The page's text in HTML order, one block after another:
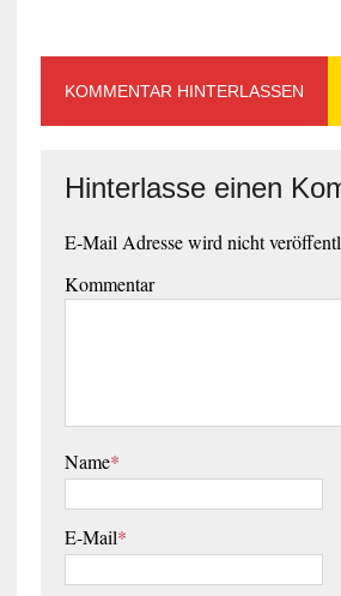
KOMMENTAR HINTERLASSEN
Hinterlasse einen
E-Mail Adresse wird nicht
Kommentar
Name*
E-Mail*